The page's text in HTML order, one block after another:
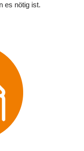
es nötig ist.